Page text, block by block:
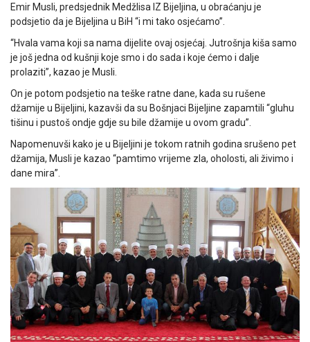
Emir Musli, predsjednik Medžlisa IZ Bijeljina, u obraćanju je
podsjetio da je Bijeljina u BiH “i mi tako osjećamo”.
“Hvala vama koji sa nama dijelite ovaj osjećaj. Jutrošnja kiša samo
je još jedna od kušnji koje smo i do sada i koje ćemo i dalje
prolaziti”, kazao je Musli.
On je potom podsjetio na teške ratne dane, kada su rušene
džamije u Bijeljini, kazavši da su Bošnjaci Bijeljine zapamtili “gluhu
tišinu i pustoš ondje gdje su bile džamije u ovom gradu”.
Napomenuvši kako je u Bijeljini je tokom ratnih godina srušeno pet
džamija, Musli je kazao “pamtimo vrijeme zla, oholosti, ali živimo i
dane mira”.